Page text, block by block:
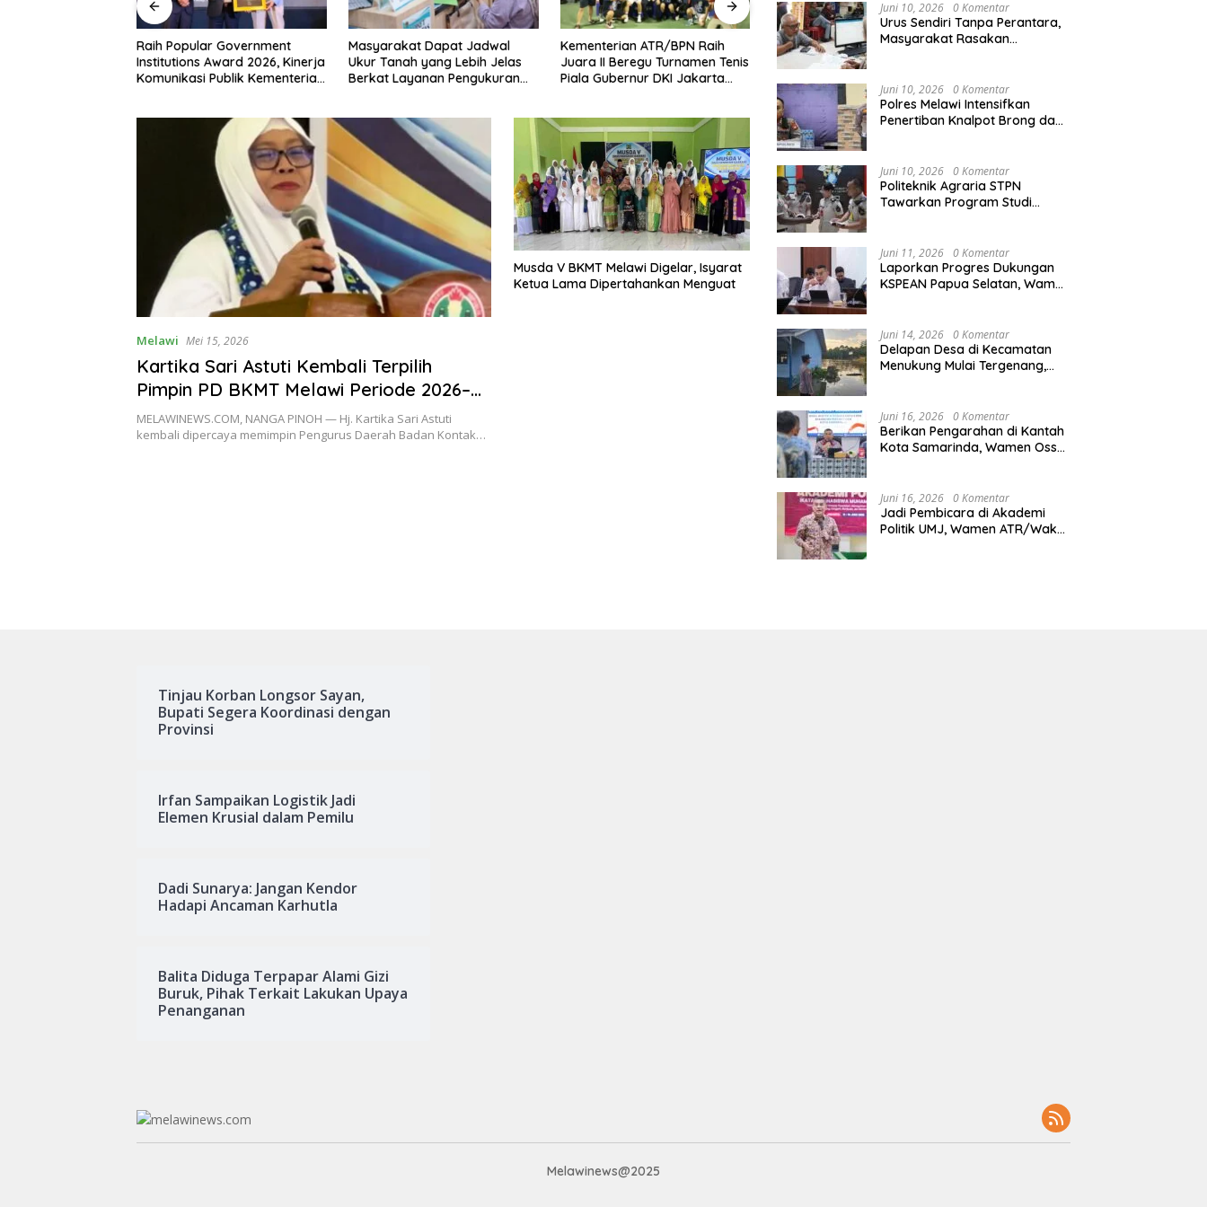
Raih Popular Government
Institutions Award 2026, Kinerja
Komunikasi Publik Kementerian
Masyarakat Dapat Jadwal
Ukur Tanah yang Lebih Jelas
Berkat Layanan Pengukuran
Kementerian ATR/BPN Raih
Juara II Beregu Turnamen Tenis
Piala Gubernur DKI Jakarta
Melawi Naik ke Peringkat 10
Sementara MTQ XXXIV Kalbar
Terbuka
Kapolres Melawi AKBP
Bhabinkamtibmas
Melawi Mei 15, 2026
Kartika Sari Astuti Kembali Terpilih
Pimpin PD BKMT Melawi Periode 2026–
2031
MELAWINEWS.COM, NANGA PINOH — Hj. Kartika Sari Astuti
kembali dipercaya memimpin Pengurus Daerah Badan Kontak…
Musda V BKMT Melawi Digelar, Isyarat
Ketua Lama Dipertahankan Menguat
Agraria/Pertanahan dan Tata
Ruang
Juni 10, 2026 0 Komentar
Urus Sendiri Tanpa Perantara,
Masyarakat Rasakan
Juni 10, 2026 0 Komentar
Polres Melawi Intensifkan
Penertiban Knalpot Brong dan
Juni 10, 2026 0 Komentar
Politeknik Agraria STPN
Tawarkan Program Studi
Juni 11, 2026 0 Komentar
Laporkan Progres Dukungan
KSPEAN Papua Selatan, Wamen
Nasional
Juni 14, 2026 0 Komentar
Delapan Desa di Kecamatan
Menukung Mulai Tergenang,
Juni 16, 2026 0 Komentar
Berikan Pengarahan di Kantah
Kota Samarinda, Wamen Ossy:
Kalimantan Timur
Juni 16, 2026 0 Komentar
Jadi Pembicara di Akademi
Politik UMJ, Wamen ATR/Waka
Tinjau Korban Longsor Sayan,
Bupati Segera Koordinasi dengan
Provinsi
Irfan Sampaikan Logistik Jadi
Elemen Krusial dalam Pemilu
Dadi Sunarya: Jangan Kendor
Hadapi Ancaman Karhutla
Balita Diduga Terpapar Alami Gizi
Buruk, Pihak Terkait Lakukan Upaya
Penanganan
Melawinews@2025